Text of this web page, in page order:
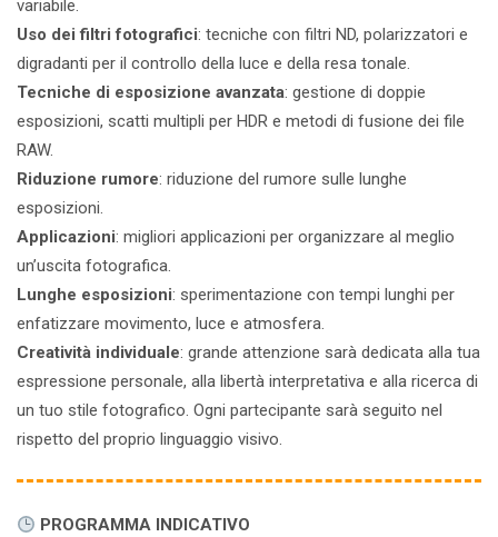
variabile.
Uso dei filtri fotografici: tecniche con filtri ND, polarizzatori e
digradanti per il controllo della luce e della resa tonale.
Tecniche di esposizione avanzata: gestione di doppie
esposizioni, scatti multipli per HDR e metodi di fusione dei file
RAW.
Riduzione rumore: riduzione del rumore sulle lunghe
esposizioni.
Applicazioni: migliori applicazioni per organizzare al meglio
un’uscita fotografica.
Lunghe esposizioni: sperimentazione con tempi lunghi per
enfatizzare movimento, luce e atmosfera.
Creatività individuale: grande attenzione sarà dedicata alla tua
espressione personale, alla libertà interpretativa e alla ricerca di
un tuo stile fotografico. Ogni partecipante sarà seguito nel
rispetto del proprio linguaggio visivo.
PROGRAMMA INDICATIVO